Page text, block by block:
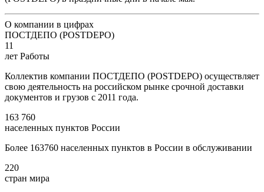
О компании в цифрах
ПОСТДЕПО (POSTDEPO)
11
лет Работы
Коллектив компании ПОСТДЕПО (POSTDEPO) осуществляет
свою деятельность на российском рынке срочной доставки
документов и грузов с 2011 года.
163 760
населенных пунктов России
Более 163760 населенных пунктов в России в обслуживании
220
стран мира